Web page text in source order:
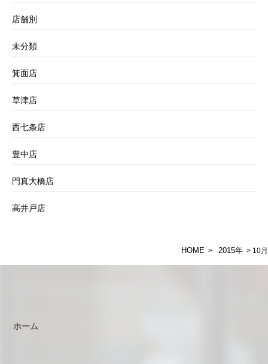
店舗別
未分類
箕面店
草津店
西七条店
豊中店
門真大橋店
高井戸店
HOME > 2015年 > 10月
ホーム